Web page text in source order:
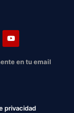
en tu email
privacidad